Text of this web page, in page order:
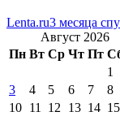
Lenta.ru3 месяца
Август 2026
Пн Вт Ср Чт Пт
1
3
4 5 6 7 8
10 11 12 13 14 15